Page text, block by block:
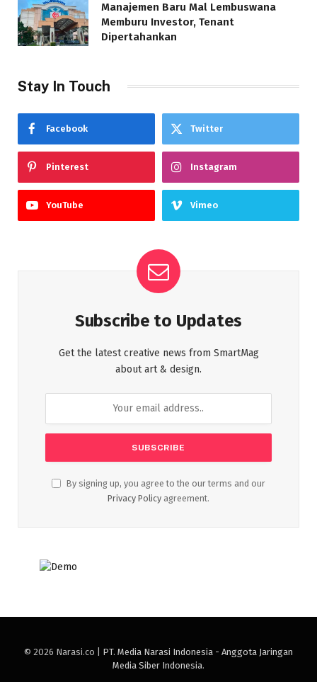
Manajemen Baru Mal Lembuswana
Memburu Investor, Tenant
Dipertahankan
Stay In Touch
Facebook Twitter
Pinterest Instagram
YouTube Vimeo
Subscribe to Updates
Get the latest creative news from SmartMag
about art & design.
By signing up, you agree to the our terms and our
Privacy Policy agreement.
© 2026 Narasi.co | PT. Media Narasi Indonesia - Anggota Jaringan
Media Siber Indonesia.